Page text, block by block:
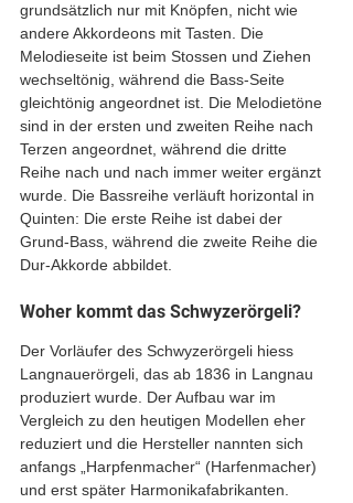
grundsätzlich nur mit Knöpfen, nicht wie
andere Akkordeons mit Tasten. Die
Melodieseite ist beim Stossen und Ziehen
wechseltönig, während die Bass-Seite
gleichtönig angeordnet ist. Die Melodietöne
sind in der ersten und zweiten Reihe nach
Terzen angeordnet, während die dritte
Reihe nach und nach immer weiter ergänzt
wurde. Die Bassreihe verläuft horizontal in
Quinten: Die erste Reihe ist dabei der
Grund-Bass, während die zweite Reihe die
Dur-Akkorde abbildet.
Woher kommt das Schwyzerörgeli?
Der Vorläufer des Schwyzerörgeli hiess
Langnauerörgeli, das ab 1836 in Langnau
produziert wurde. Der Aufbau war im
Vergleich zu den heutigen Modellen eher
reduziert und die Hersteller nannten sich
anfangs „Harpfenmacher“ (Harfenmacher)
und erst später Harmonikafabrikanten.